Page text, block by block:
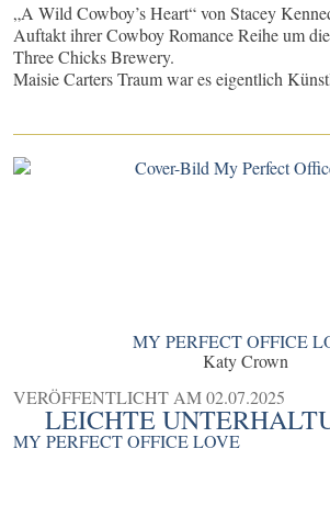
„A Wild Cowboy’s Heart“ von Stacey
Auftakt ihrer Cowboy Romance Reihe um
Three Chicks Brewery.
Maisie Carters Traum war es eigentlich
MY PERFECT OFFICE
Katy Crown
VERÖFFENTLICHT AM02.07.2025
LEICHTE
MY PERFECT OFFICE LOVE